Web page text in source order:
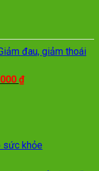
đau, giảm thoái
₫Giá
sức khỏe